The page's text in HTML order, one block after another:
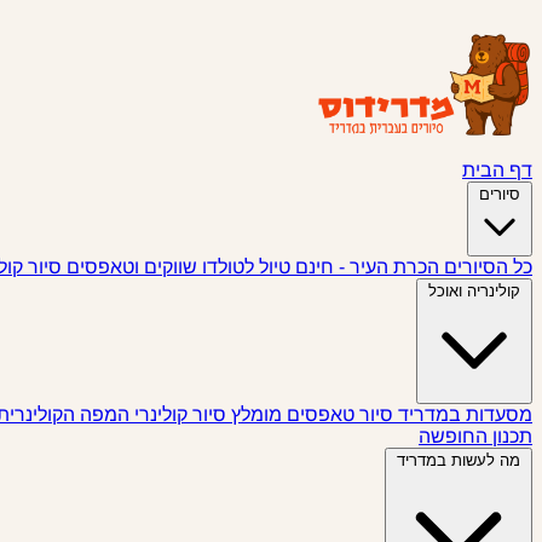
דף הבית
סיורים
כל הסיורים הכרת העיר - חינם טיול לטולדו שווקים וטאפסים סיור
קולינריה ואוכל
מסעדות במדריד סיור טאפסים מומלץ סיור קולינרי המפה
תכנון החופשה
מה לעשות במדריד